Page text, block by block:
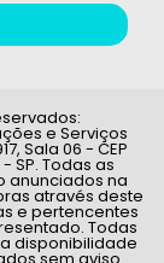
e Serviços
Sala 06 - CEP
SP. Todas as
anunciados na
através deste
e pertencentes
Todas
disponibilidade